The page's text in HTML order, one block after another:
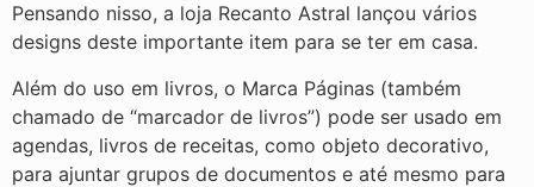
Pensando nisso, a loja Recanto Astral lançou vários
designs deste importante item para se ter em casa.
Além do uso em livros, o Marca Páginas (também
chamado de “marcador de livros”) pode ser usado em
agendas, livros de receitas, como objeto decorativo,
para ajuntar grupos de documentos e até mesmo para